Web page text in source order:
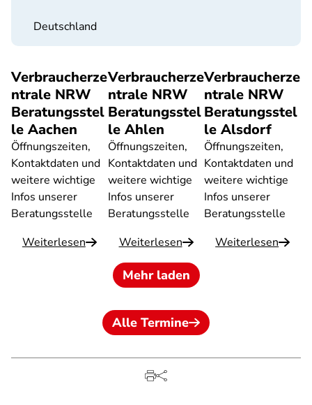
Deutschland
Verbraucherze
ntrale NRW
Beratungsstel
le Aachen
Öffnungszeiten,
Kontaktdaten und
weitere wichtige
Infos unserer
Beratungsstelle
Weiterlesen
Verbraucherze
ntrale NRW
Beratungsstel
le Ahlen
Öffnungszeiten,
Kontaktdaten und
weitere wichtige
Infos unserer
Beratungsstelle
Weiterlesen
Verbraucherze
ntrale NRW
Beratungsstel
le Alsdorf
Öffnungszeiten,
Kontaktdaten und
weitere wichtige
Infos unserer
Beratungsstelle
Weiterlesen
Mehr laden
Alle Termine